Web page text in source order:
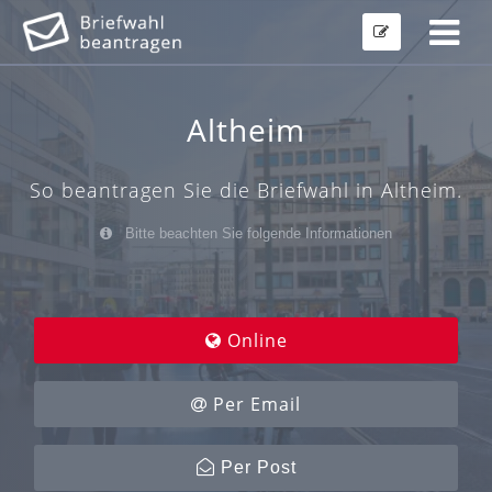
Altheim
So beantragen Sie die Briefwahl in Altheim.
Bitte beachten Sie folgende Informationen
Online
Per Email
Per Post